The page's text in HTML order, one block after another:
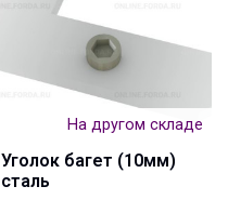
На другом складе
Уголок багет (10мм)
сталь